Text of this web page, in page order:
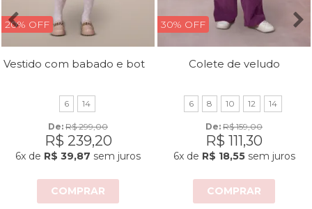
20% OFF
6 14
De: R$ 299,00
R$ 239,20
6x de R$ 39,87 sem juros
COMPRAR
30% OFF
Colete de veludo
6 8 10 12 14
De: R$ 159,00
R$ 111,30
6xde R$ 18,55sem juros
COMPRAR